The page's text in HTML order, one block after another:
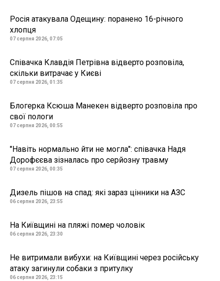
Росія атакувала Одещину: поранено 16-річного
хлопця
07 серпня 2026, 07:05
Співачка Клавдія Петрівна відверто розповіла,
скільки витрачає у Києві
07 серпня 2026, 01:35
Блогерка Ксюша Манекен відверто розповіла про
свої пологи
07 серпня 2026, 00:55
"Навіть нормально йти не могла": співачка Надя
Дорофєєва зізналась про серйозну травму
07 серпня 2026, 00:35
Дизель пішов на спад: які зараз цінники на АЗС
06 серпня 2026, 23:55
На Київщині на пляжі помер чоловік
06 серпня 2026, 23:30
Не витримали вибухи: на Київщині через російську
атаку загинули собаки з притулку
06 серпня 2026, 23:15